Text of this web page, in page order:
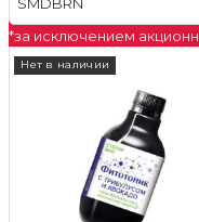
*за исключением
Нет в наличии